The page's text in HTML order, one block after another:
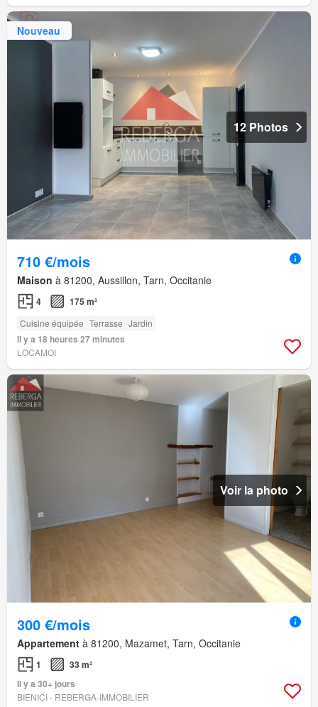
Nouveau
12 Photos
710 €/mois
Maison à 81200, Aussillon, Tarn, Occitanie
4 175 m²
Cuisine équipée Terrasse Jardin
Il y a 18 heures 27 minutes
LOCAMOI
Voir la photo
300 €/mois
Appartement à 81200, Mazamet, Tarn, Occitanie
1
33 m²
Il y a 30+ jours
BIENICI - REBERGA-IMMOBILIER